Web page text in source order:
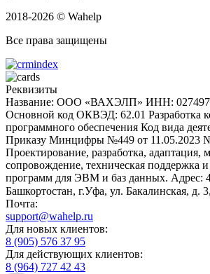
2018-2026 © Wahelp
Все права защищены
Реквизиты
Название: ООО «ВАХЭЛП» ИНН:
Основной код ОКВЭД: 62.01 Разработка
программного обеспечения Код вида
Приказу Минцифры №449 от 11.05.2023
Проектирование, разработка, адаптация,
сопровождение, техническая поддержка
программ для ЭВМ и баз данных. Адрес:
Башкортостан, г.Уфа, ул. Бакалинская, д.
Почта:
support@wahelp.ru
Для новых клиентов:
8 (905) 576 37 95
Для действующих клиентов:
8 (964) 727 42 43